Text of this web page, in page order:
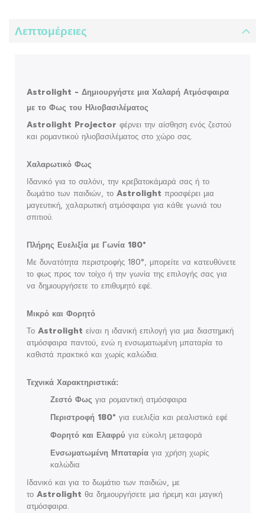
Λεπτομέρειες
Astrolight - Δημιουργήστε μια Χαλαρή Ατμόσφαιρα
με το Φως του Ηλιοβασιλέματος
Astrolight Projector φέρνει την αίσθηση ενός ζεστού
και ρομαντικού ηλιοβασιλέματος στο χώρο σας.
Χαλαρωτικό Φως
Ιδανικό για το σαλόνι, την κρεβατοκάμαρά σας ή το
δωμάτιο των παιδιών, το Astrolight προσφέρει μια
μαγευτική, χαλαρωτική ατμόσφαιρα για κάθε γωνιά του
σπιτιού.
Πλήρης Ευελιξία με Γωνία 180°
Με δυνατότητα περιστροφής 180°, μπορείτε να κατευθύνετε
το φως προς τον τοίχο ή την γωνία της επιλογής σας για
να δημιουργήσετε το επιθυμητό εφέ.
Μικρό και Φορητό
Το Astrolight είναι η ιδανική επιλογή για μια διαστημική
ατμόσφαιρα παντού, ενώ η ενσωματωμένη μπαταρία το
καθιστά πρακτικό και χωρίς καλώδια.
Τεχνικά Χαρακτηριστικά:
Ζεστό Φως για ρομαντική ατμόσφαιρα
Περιστροφή 180° για ευελιξία και ρεαλιστικά εφέ
Φορητό και Ελαφρύ για εύκολη μεταφορά
Ενσωματωμένη Μπαταρία για χρήση χωρίς
καλώδια
Ιδανικό και για το δωμάτιο των παιδιών, με
το Astrolight θα δημιουργήσετε μια ήρεμη και μαγική
ατμόσφαιρα.